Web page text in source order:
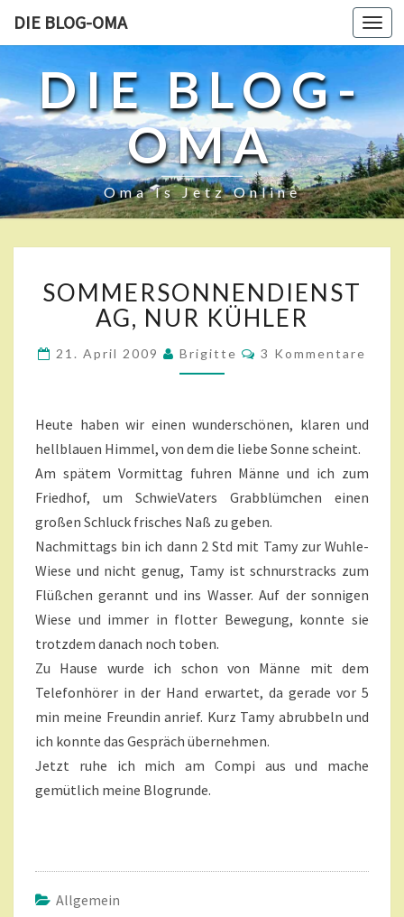
DIE BLOG-OMA
DIE BLOG-
OMA
Oma Is Jetz Online
O
M
M
E
R
N
N
E
I
E
N
S
A
G
,
N
U
K
Ü
H
?
SOMMERSONNENDIENST
AG, NUR KÜHLER
21. April 2009 Brigitte
K
O
N
T
A
R
E
3 Kommentare
Heute haben wir einen wunderschönen, klaren und
hellblauen Himmel, von dem die liebe Sonne scheint.
Am spätem Vormittag fuhren Männe und ich zum
Friedhof, um SchwieVaters Grabblümchen einen
großen Schluck frisches Naß zu geben.
Nachmittags bin ich dann 2 Std mit Tamy zur Wuhle-
Wiese und nicht genug, Tamy ist schnurstracks zum
Flüßchen gerannt und ins Wasser. Auf der sonnigen
Wiese und immer in flotter Bewegung, konnte sie
trotzdem danach noch toben.
Zu Hause wurde ich schon von Männe mit dem
Telefonhörer in der Hand erwartet, da gerade vor 5
min meine Freundin anrief. Kurz Tamy abrubbeln und
ich konnte das Gespräch übernehmen.
Jetzt ruhe ich mich am Compi aus und mache
gemütlich meine Blogrunde.
Allgemein